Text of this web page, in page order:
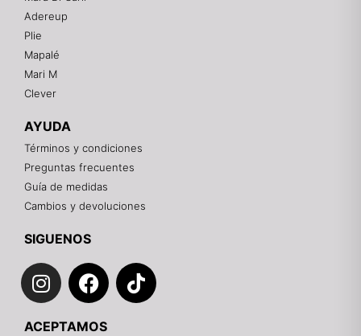
Adereup
Plie
Mapalé
Mari M
Clever
AYUDA
Términos y condiciones
Preguntas frecuentes
Guía de medidas
Cambios y devoluciones
SIGUENOS
I
n
F
a
T
i
ACEPTAMOS
¡Hola! 👋
Gracias por visitarnos. Te asesoramos
personalmente con tu compra: tallas, envíos y
pagos.
Recuerda: 10% de descuento en tu primera compra
Contáctanos por el canal que prefieras 💕
WhatsApp
Instagram
Teléfono
Email